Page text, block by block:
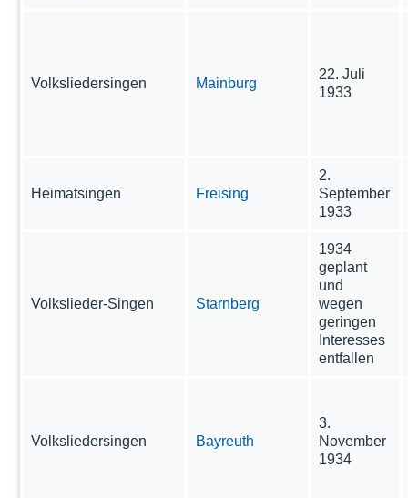
Volksliedersingen Mainburg
22. Juli
1933
Heimatsingen Freising
2.
September
1933
Volkslieder-Singen Starnberg
1934
geplant
und
wegen
geringen
Interesses
entfallen
Volksliedersingen Bayreuth
3.
November
1934